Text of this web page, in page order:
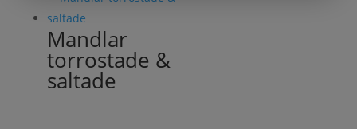
Mandlar
torrostade &
saltade